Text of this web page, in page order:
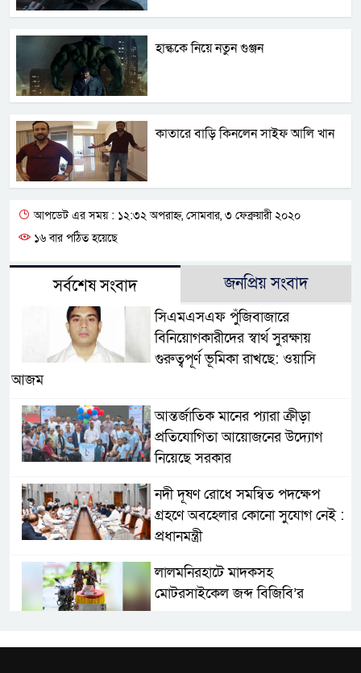
হাল্ককে নিয়ে নতুন গুঞ্জন
কাতারে বাড়ি কিনলেন সাইফ আলি খান
আপডেট এর সময় : ১২:৩২ অপরাহ্ন, সোমবার, ৩ ফেব্রুয়ারী ২০২০
১৬ বার পঠিত হয়েছে
সর্বশেষ সংবাদ জনপ্রিয় সংবাদ
সিএমএসএফ পুঁজিবাজারে
বিনিয়োগকারীদের স্বার্থ সুরক্ষায়
গুরুত্বপূর্ণ ভূমিকা রাখছে: ওয়াসি
আজম
আন্তর্জাতিক মানের প্যারা ক্রীড়া
প্রতিযোগিতা আয়োজনের উদ্যোগ
নিয়েছে সরকার
নদী দূষণ রোধে সমন্বিত পদক্ষেপ
গ্রহণে অবহেলার কোনো সুযোগ নেই :
প্রধানমন্ত্রী
লালমনিরহাটে মাদকসহ
মোটরসাইকেল জব্দ বিজিবি’র
ওমানের সঙ্গে ইরানের হরমুজ